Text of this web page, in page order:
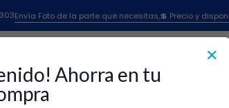
✕
Ahorra en tu
Envía Foto de la parte que necesitas,💲 Precio y
Motor GE/Mabe/Centrales WW01F01958
Motor GE/
WW01F01958